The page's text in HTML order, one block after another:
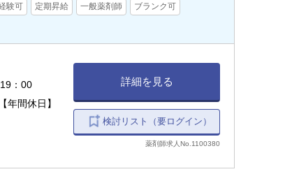
験可 定期昇給 一般薬剤師 ブランク可
：00
間休日】
詳細を見る
検討リスト（要ログイン）
薬剤師求人No.1100380